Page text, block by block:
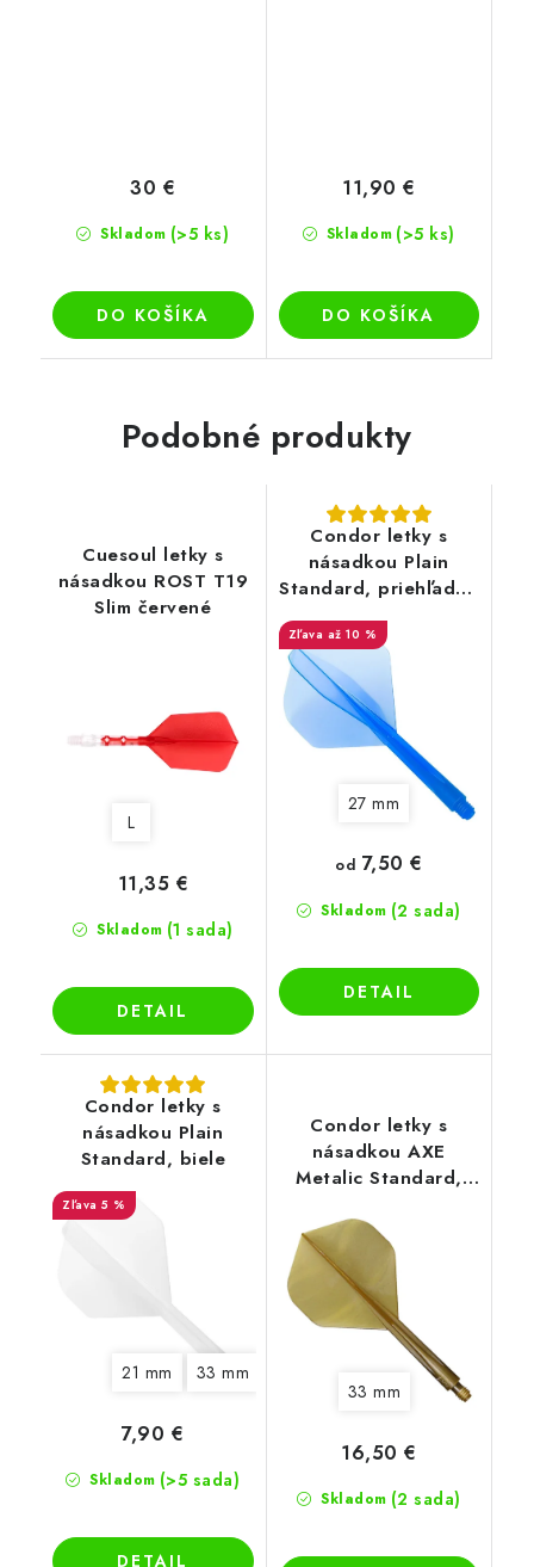
Skladom (>5 ks)
30 €
DO KOŠÍKA
Skladom (>5 ks)
11,90 €
DO KOŠÍKA
Podobné produkty
Cuesoul letky s
násadkou ROST T19
Slim červené
L
Skladom (1 sada)
11,35 €
DETAIL
Condor letky s
násadkou Plain
Standard, priehľadné
modré
až 10 %
27 mm
Skladom (2 sada)
od 7,50 €
DETAIL
Condor letky s
násadkou Plain
Standard, biele
5 %
21 mm 33 mm
Skladom (>5 sada)
7,90 €
DETAIL
Condor letky s
násadkou AXE
Metalic Standard,
33 mm
Skladom (2 sada)
16,50 €